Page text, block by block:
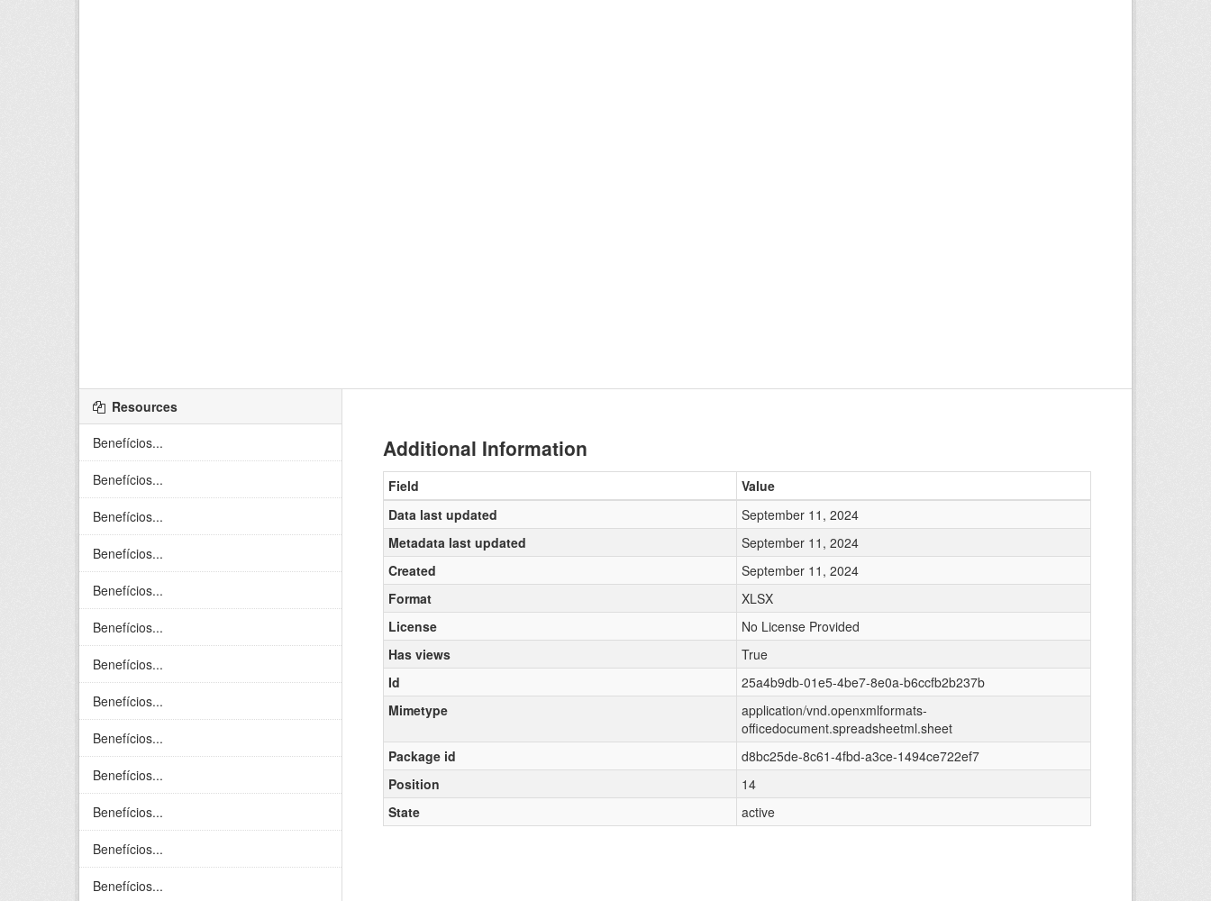
Resources
Benefícios...
Benefícios...
Benefícios...
Benefícios...
Benefícios...
Benefícios...
Benefícios...
Benefícios...
Benefícios...
Benefícios...
Benefícios...
Benefícios...
Benefícios...
Additional Information
Field
Value
Data last updated
September 11, 2024
Metadata last updated
September 11, 2024
Created
September 11, 2024
Format
XLSX
License
No License Provided
Has views
True
Id
25a4b9db-01e5-4be7-8e0a-b6ccfb2b237b
Mimetype
application/vnd.openxmlformats-
officedocument.spreadsheetml.sheet
Package id
d8bc25de-8c61-4fbd-a3ce-1494ce722ef7
Position
14
State
active